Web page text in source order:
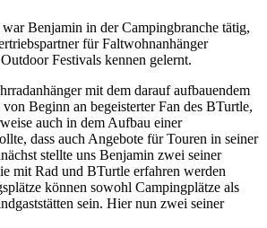
Benjamin in der Campingbranche tätig,
für Faltwohnanhänger
Festivals kennen gelernt.
mit dem darauf aufbauendem
Beginn an begeisterter Fan des BTurtle,
auch in dem Aufbau einer
dass auch Angebote für Touren in seiner
stellte uns Benjamin zwei seiner
mit Rad und BTurtle erfahren werden
können sowohl Campingplätze als
sein. Hier nun zwei seiner